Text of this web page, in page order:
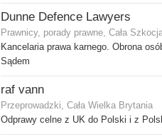
Dunne Defence Lawyers
Prawnicy, porady prawne, Cała
Kancelaria prawa karnego. Obrona
Sądem
raf vann
Przeprowadzki, Cała Wielka Brytania
Odprawy celne z UK do Polski i z